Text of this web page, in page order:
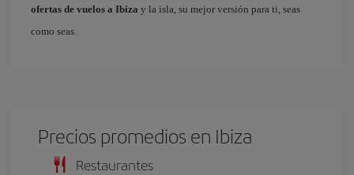
ofertas de vuelos a Ibiza y la isla, su mejor versión para ti, seas
como seas.
Precios promedios en Ibiza
Restaurantes